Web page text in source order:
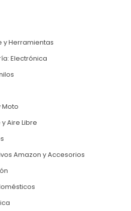
y Herramientas
Electrónica
Moto
Aire Libre
Amazon y Accesorios